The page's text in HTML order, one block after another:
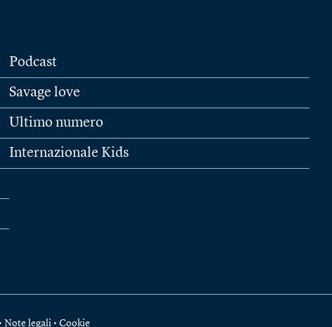
Podcast
Savage love
Ultimo numero
Internazionale Kids
Note legali • Cookie